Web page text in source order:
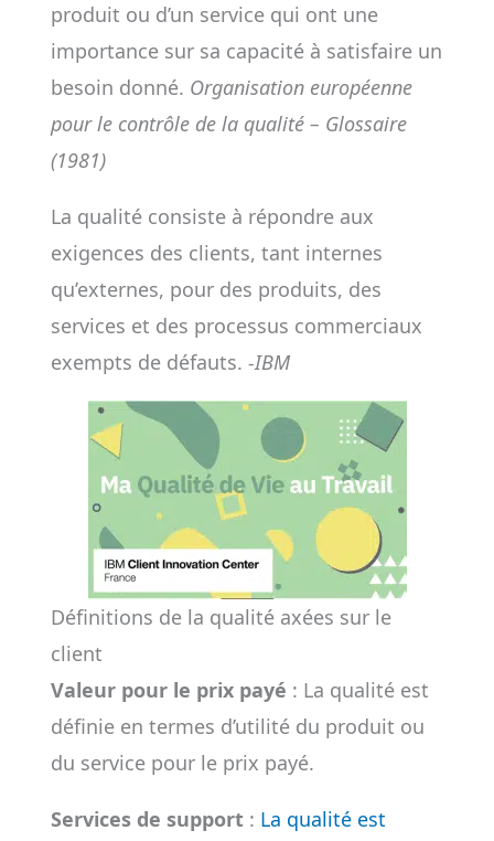
produit ou d’un service qui ont une
importance sur sa capacité à satisfaire un
besoin donné. Organisation européenne
pour le contrôle de la qualité – Glossaire
(1981)
La qualité consiste à répondre aux
exigences des clients, tant internes
qu’externes, pour des produits, des
services et des processus commerciaux
exempts de défauts. -IBM
Définitions de la qualité axées sur le
client
Valeur pour le prix payé : La qualité est
définie en termes d’utilité du produit ou
du service pour le prix payé.
Services de support: La qualité est